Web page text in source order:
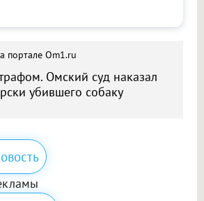
портале Om1.ru
Омский суд наказал
убившего собаку